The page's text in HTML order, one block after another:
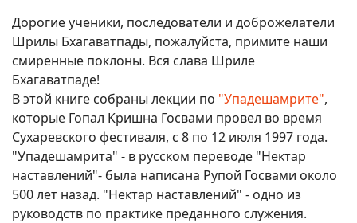
Дорогие ученики, последователи и доброжелатели
Шрилы Бхагаватпады, пожалуйста, примите наши
смиренные поклоны. Вся слава Шриле
Бхагаватпаде!
В этой книге собраны лекции по "Упадешамрите",
которые Гопал Кришна Госвами провел во время
Сухаревского фестиваля, с 8 по 12 июля 1997 года.
"Упадешамрита" - в русском переводе "Нектар
наставлений"- была написана Рупой Госвами около
500 лет назад. "Нектар наставлений" - одно из
руководств по практике преданного служения.